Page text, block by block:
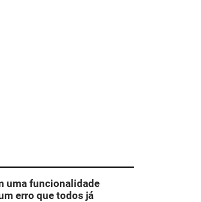
uma funcionalidade
erro que todos já